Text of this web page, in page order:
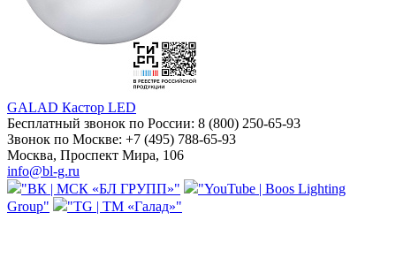
GALAD Кастор LED
Бесплатный звонок по России: 8 (800) 250-65-93
Звонок по Москве: +7 (495) 788-65-93
Москва, Проспект Мира, 106
info@bl-g.ru
"ВК | МСК «БЛ ГРУПП»"
"YouTube | Boos Lighting
Group"
"TG | ТМ «Галад»"